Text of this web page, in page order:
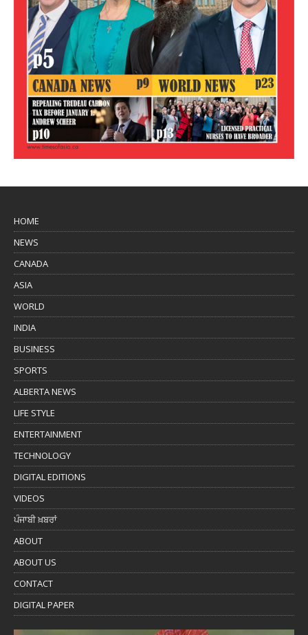
HOME
NEWS
CANADA
ASIA
WORLD
INDIA
BUSINESS
SPORTS
ALBERTA NEWS
LIFE STYLE
ENTERTAINMENT
TECHNOLOGY
DIGITAL EDITIONS
VIDEOS
ਪੰਜਾਬੀ ਖ਼ਬਰਾਂ
ABOUT
ABOUT US
CONTACT
DIGITAL PAPER